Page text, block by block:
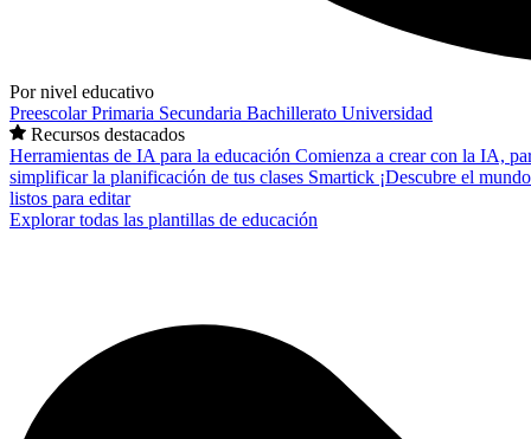
Por nivel educativo
PreescolarPrimaria Secundaria Bachillerato Universidad
Recursos destacados
Herramientas de IA para la educación Comienza a crear con la IA,
simplificar la planificación de tus clases Smartick ¡Descubre el
listos para editar
Explorar todas las plantillas de educación